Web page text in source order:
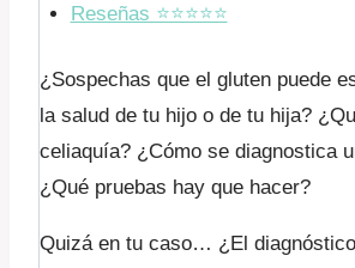
Reseñas ⭐️⭐️⭐️⭐️⭐️
¿Sospechas que el gluten puede
la salud de tu hijo o de tu hija?
celiaquía? ¿Cómo se diagnostica
¿Qué pruebas hay que hacer?
Quizá en tu caso… ¿El